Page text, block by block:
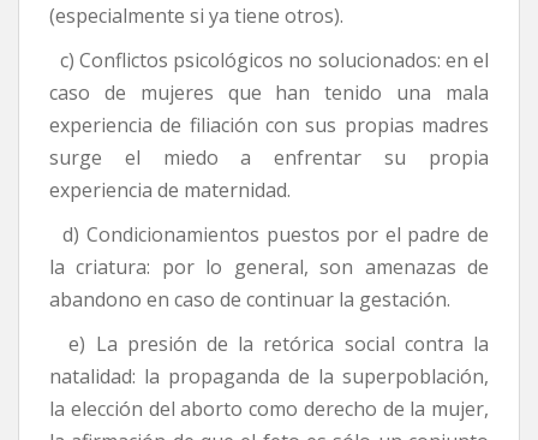
(especialmente si ya tiene otros).
c) Conflictos psicológicos no solucionados: en el
caso de mujeres que han tenido una mala
experiencia de filiación con sus propias madres
surge el miedo a enfrentar su propia
experiencia de maternidad.
d) Condicionamientos puestos por el padre de
la criatura: por lo general, son amenazas de
abandono en caso de continuar la gestación.
e) La presión de la retórica social contra la
natalidad: la propaganda de la superpoblación,
la elección del aborto como derecho de la mujer,